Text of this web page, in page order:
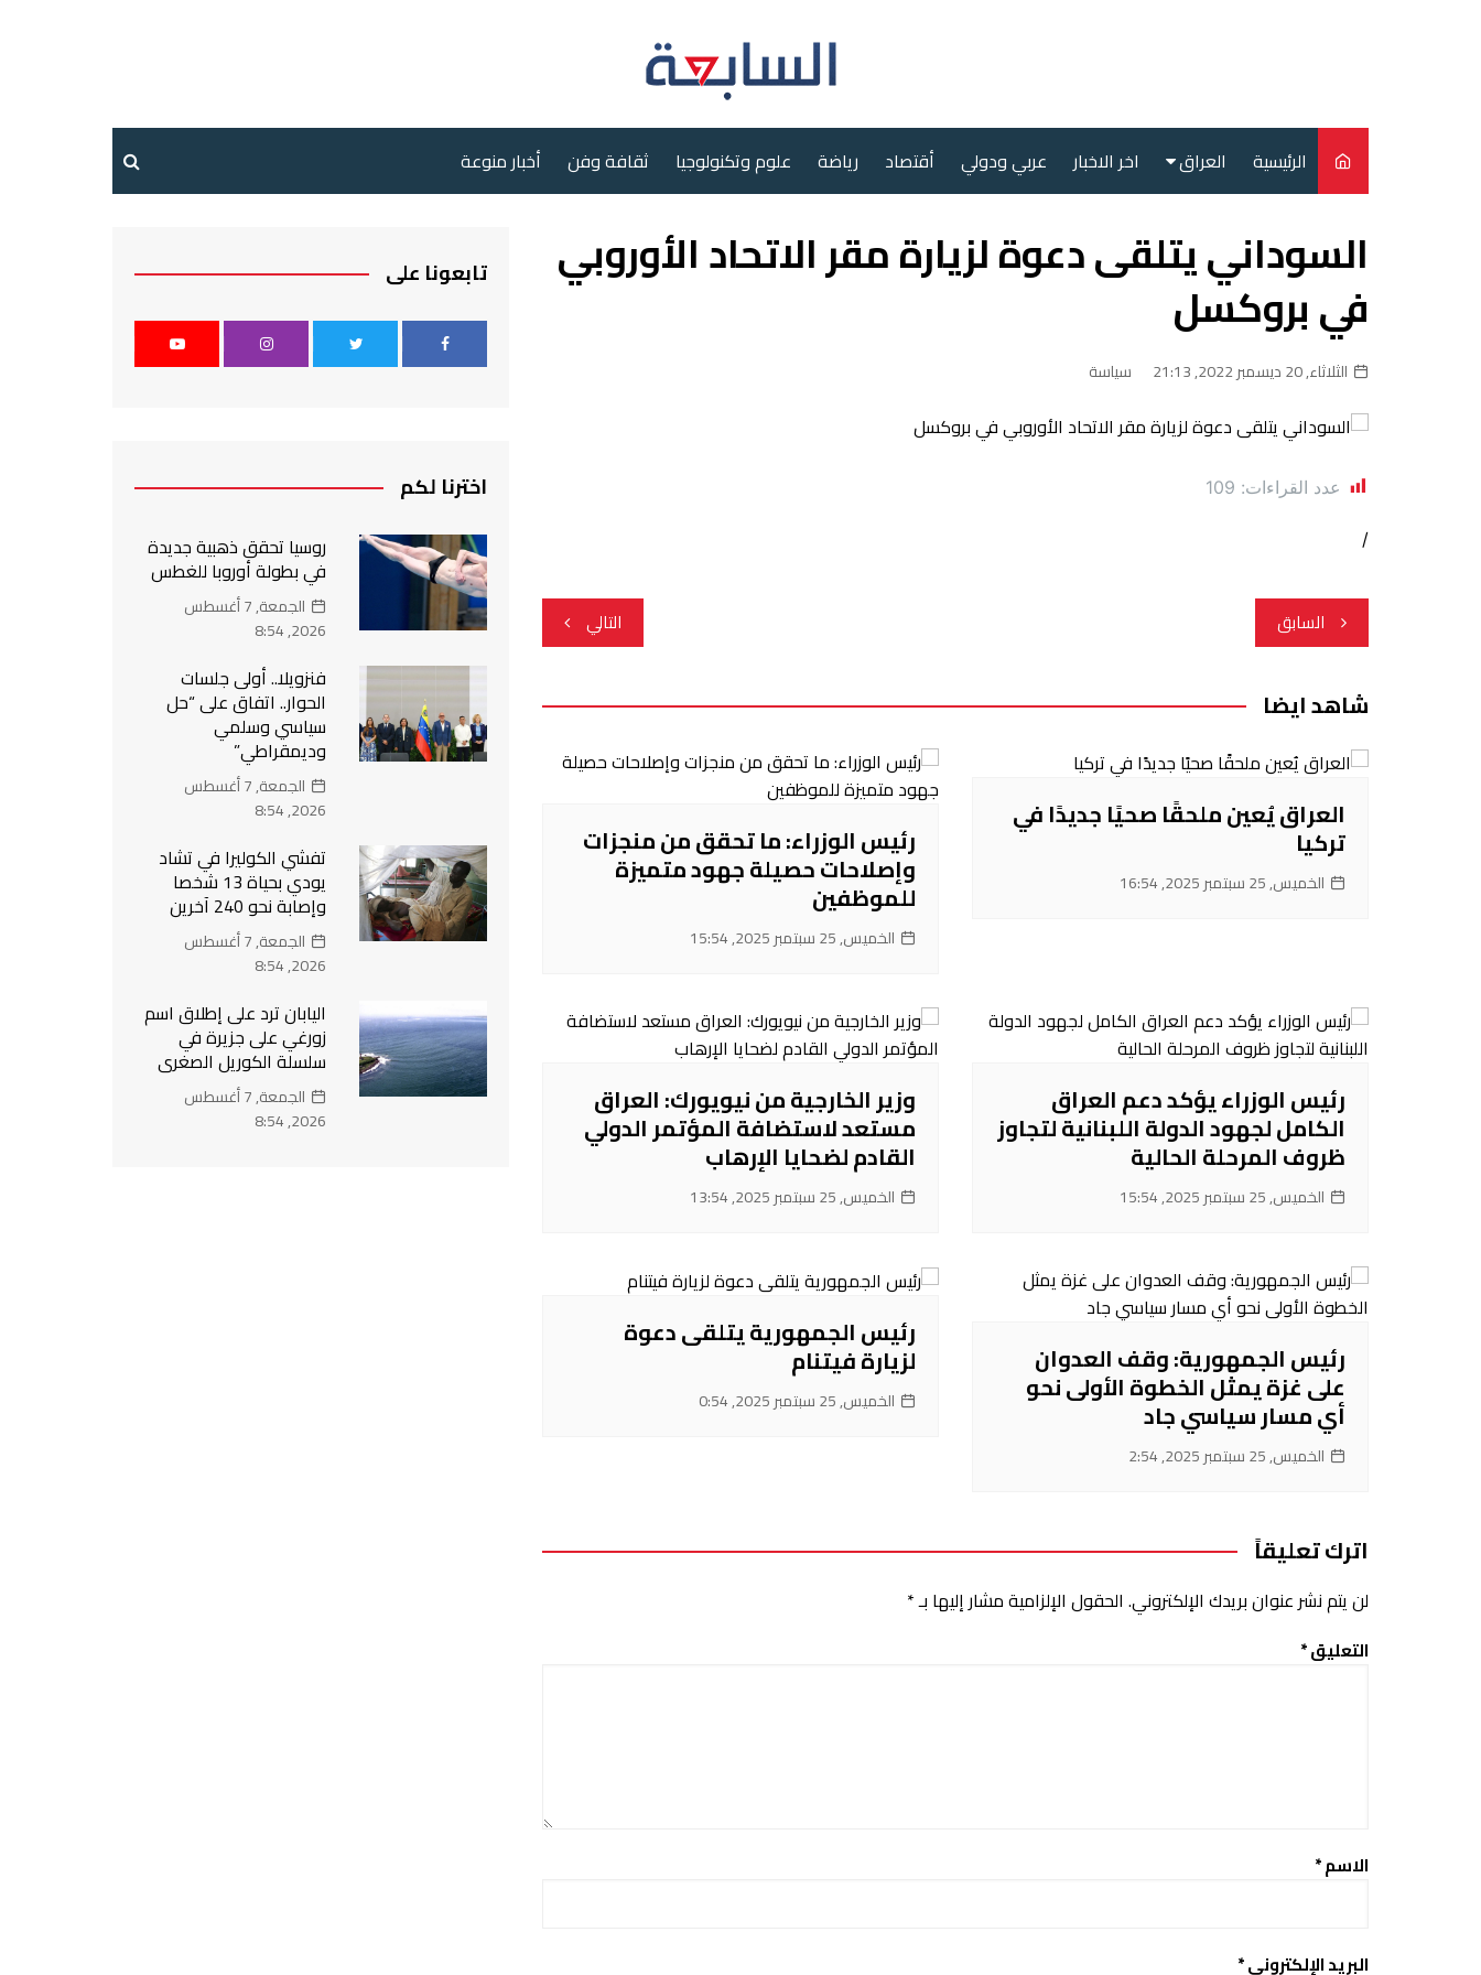
الرئيسية العراق
سياسة
محليات
اخر الاخبار عربي ودولي أقتصاد رياضة علوم وتكنولوجيا ثقافة وفن أخبار منوعة
السوداني يتلقى دعوة لزيارة مقر الاتحاد الأوروبي
في بروكسل
الثلاثاء, 20 ديسمبر 2022, 21:13 سياسة
عدد القراءات: 109
/
تصفّح
المقالات
السابق التالي
شاهد ايضا
العراق يُعين ملحقًا صحيًا جديدًا في
تركيا
الخميس, 25 سبتمبر 2025, 16:54
رئيس الوزراء: ما تحقق من منجزات
وإصلاحات حصيلة جهود متميزة
للموظفين
الخميس, 25 سبتمبر 2025, 15:54
رئيس الوزراء يؤكد دعم العراق
الكامل لجهود الدولة اللبنانية لتجاوز
ظروف المرحلة الحالية
الخميس, 25 سبتمبر 2025, 15:54
وزير الخارجية من نيويورك: العراق
مستعد لاستضافة المؤتمر الدولي
القادم لضحايا الإرهاب
الخميس, 25 سبتمبر 2025, 13:54
رئيس الجمهورية: وقف العدوان
على غزة يمثل الخطوة الأولى نحو
أي مسار سياسي جاد
الخميس, 25 سبتمبر 2025, 2:54
رئيس الجمهورية يتلقى دعوة
لزيارة فيتنام
الخميس, 25 سبتمبر 2025, 0:54
اترك تعليقاً
لن يتم نشر عنوان بريدك الإلكتروني. الحقول الإلزامية مشار إليها بـ*
التعليق*
الاسم*
البريد الإلكتروني*
تابعونا على
اخترنا لكم
روسيا تحقق ذهبية جديدة
في بطولة أوروبا للغطس
الجمعة, 7 أغسطس
2026, 8:54
فنزويلا.. أولى جلسات
الحوار.. اتفاق على “حل
سياسي وسلمي
وديمقراطي”
الجمعة, 7 أغسطس
2026, 8:54
تفشي الكوليرا في تشاد
يودي بحياة 13 شخصا
وإصابة نحو 240 آخرين
الجمعة, 7 أغسطس
2026, 8:54
اليابان ترد على إطلاق اسم
زورغي على جزيرة في
سلسلة الكوريل الصغرى
الجمعة, 7 أغسطس
2026, 8:54